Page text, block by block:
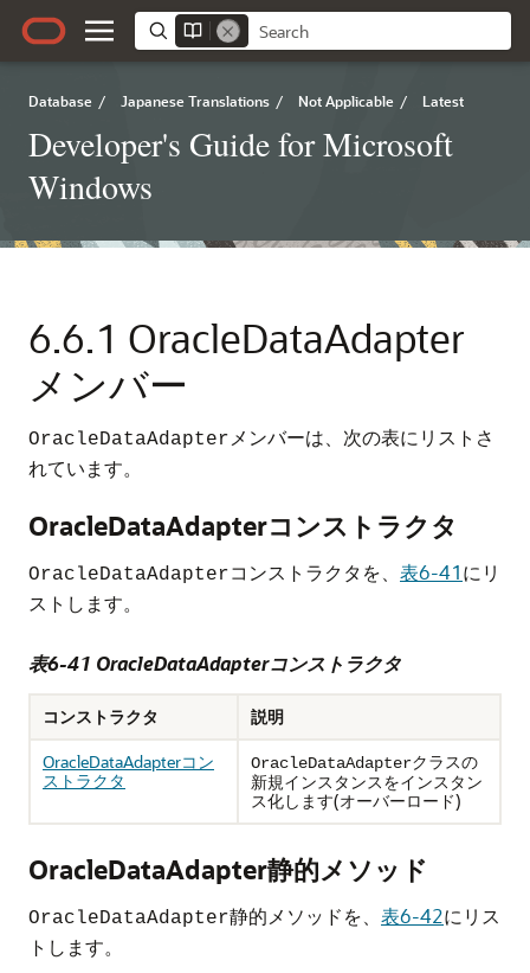
Database / Japanese Translations / Not Applicable / Latest
Developer's Guide for Microsoft
Windows
6.6.1 OracleDataAdapter
メンバー
OracleDataAdapter メンバーは、次の表にリストさ
れています。
OracleDataAdapterコンストラクタ
OracleDataAdapterコンストラクタを、 表6-41にリ
ストします。
表6-41 OracleDataAdapterコンストラクタ
コンストラクタ
説明
OracleDataAdapterコン
ストラクタ
OracleDataAdapterクラスの
新規インスタンスをインスタン
ス化します(オーバーロード)
OracleDataAdapter静的メソッド
OracleDataAdapter静的メソッドを、 表6-42にリス
トします。